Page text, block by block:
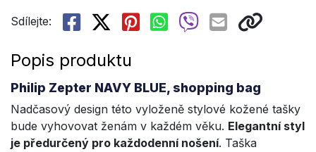
Sdílejte:
Popis produktu
Philip Zepter NAVY BLUE, shopping bag
Nadčasový design této vyloženě stylové kožené tašky
bude vyhovovat ženám v každém věku. Elegantní styl
je předurčený pro každodenní nošení. Taška